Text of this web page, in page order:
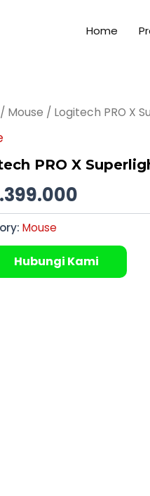
Home
/ Mouse / Logitech PRO X
PRO X
Mouse
Hubungi Kami